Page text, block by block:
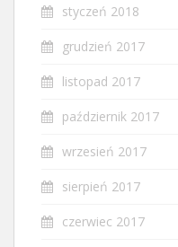
styczeń 2018
grudzień 2017
listopad 2017
październik 2017
wrzesień 2017
sierpień 2017
czerwiec 2017